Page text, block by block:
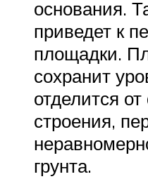
основания.
приведет к
площадки.
сохранит
отделится от
строения,
грунта.